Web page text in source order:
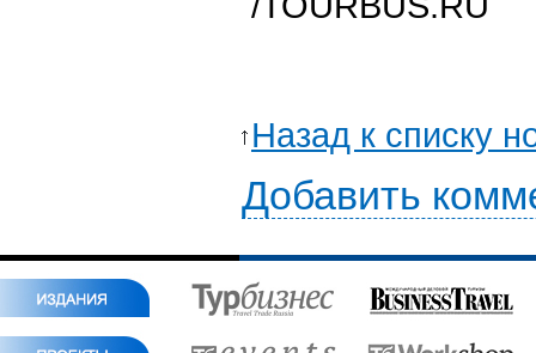
Назад к списку
Добавить